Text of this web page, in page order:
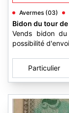
Avermes (03)
Bidon du tour
Vends bidon
possibilité
Particulier